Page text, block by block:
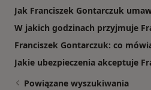
Jak Franciszek Gontarczuk
W jakich godzinach przyjmuje
Franciszek Gontarczuk: co
Jakie ubezpieczenia akceptuje
Powiązane wyszukiwania